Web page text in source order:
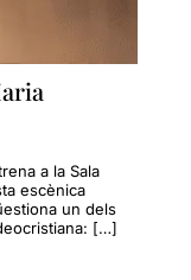
a la Sala
escènica
un dels
[…]